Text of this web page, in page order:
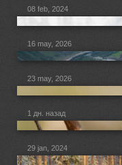
08 feb, 2024
16 may, 2026
23 may, 2026
1 дн. назад
29 jan, 2024